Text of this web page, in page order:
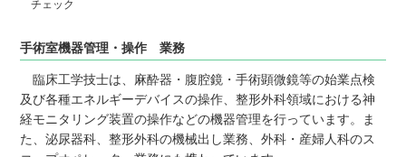
チェック
手術室機器管理・操作 業務
臨床工学技士は、麻酔器・腹腔鏡・手術顕微鏡等の始業点検
及び各種エネルギーデバイスの操作、整形外科領域における神
経モニタリング装置の操作などの機器管理を行っています。ま
た、泌尿器科、整形外科の機械出し業務、外科・産婦人科のス